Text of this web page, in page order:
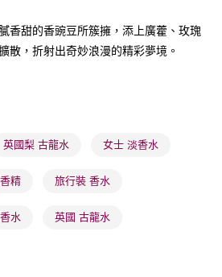
3個工作天送達
後1-3個工作天送達
會安排重寄
香甜的香豌豆所簇擁，添上廣藿、玫瑰
散，折射出奇妙浪漫的精彩夢境。
英國梨 古龍水 女士 淡香水
精 旅行裝 香水
水 英國 古龍水